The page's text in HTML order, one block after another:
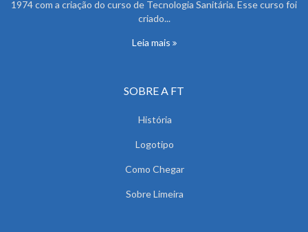
1974 com a criação do curso de Tecnologia Sanitária. Esse curso foi
criado...
Leia mais
SOBRE A FT
História
Logotipo
Como Chegar
Sobre Limeira